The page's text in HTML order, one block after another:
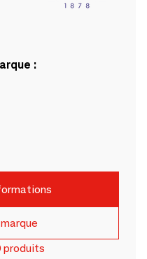
:
produits